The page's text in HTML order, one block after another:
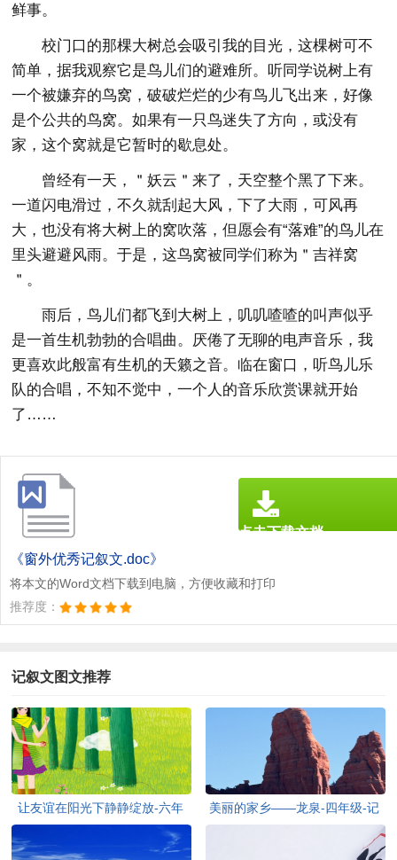
鲜事。
校门口的那棵大树总会吸引我的目光，这棵树可不
简单，据我观察它是鸟儿们的避难所。听同学说树上有
一个被嫌弃的鸟窝，破破烂烂的少有鸟儿飞出来，好像
是个公共的鸟窝。如果有一只鸟迷失了方向，或没有
家，这个窝就是它暂时的歇息处。
曾经有一天，＂妖云＂来了，天空整个黑了下来。
一道闪电滑过，不久就刮起大风，下了大雨，可风再
大，也没有将大树上的窝吹落，但愿会有“落难”的鸟儿在
里头避避风雨。于是，这鸟窝被同学们称为＂吉祥窝
＂。
雨后，鸟儿们都飞到大树上，叽叽喳喳的叫声似乎
是一首生机勃勃的合唱曲。厌倦了无聊的电声音乐，我
更喜欢此般富有生机的天籁之音。临在窗口，听鸟儿乐
队的合唱，不知不觉中，一个人的音乐欣赏课就开始
了……
《窗外优秀记叙文.doc》
将本文的Word文档下载到电脑，方便收藏和打印
推荐度：
点击下载文档
记叙文图文推荐
让友谊在阳光下静静绽放-六年
美丽的家乡——龙泉-四年级-记